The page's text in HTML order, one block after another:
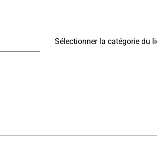
Sélectionner la catégorie du